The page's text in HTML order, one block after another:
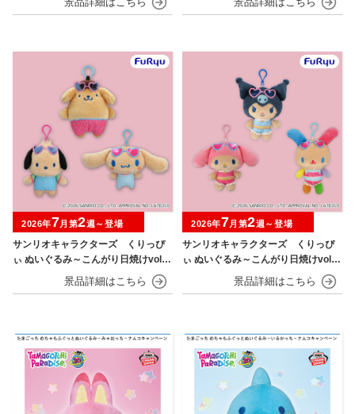
サンリオキャラクターズ くりっぴ
ぃ ぬいぐるみ～こんがり日焼けvol.1
2026年7月第2週～登場
サンリオキャラクターズ くりっぴ
ぃ ぬいぐるみ～こんがり日焼けvol.2
2026年7月第2週～登場